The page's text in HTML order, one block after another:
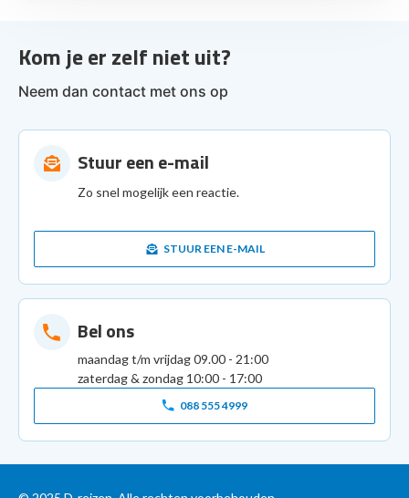
Kom je er zelf niet uit?
Neem dan contact met ons op
Stuur een e-mail
Zo snel mogelijk een reactie.
STUUR EEN E-MAIL
Bel ons
maandag t/m vrijdag 09.00 - 21:00
zaterdag & zondag 10:00 - 17:00
088 555 4999